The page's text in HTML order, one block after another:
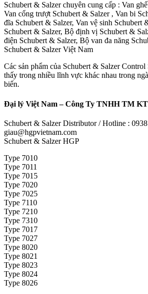
Schubert & Salzer chuyên cung cấp : Van
Van cổng trượt Schubert & Salzer , Van bi
đĩa Schubert & Salzer, Van vệ sinh Schubert
Schubert & Salzer, Bộ định vị Schubert &
điện Schubert & Salzer, Bộ van đa năng
Schubert & Salzer Việt Nam
Các sản phẩm của Schubert & Salzer
thấy trong nhiều lĩnh vực khác nhau trong
biến.
Đại lý Việt Nam – Công Ty TNHH TM
Schubert & Salzer Distributor / Hotline :
giau@hgpvietnam.com
Schubert & Salzer HGP
Type 7010
Type 7011
Type 7015
Type 7020
Type 7025
Type 7110
Type 7210
Type 7310
Type 7017
Type 7027
Type 8020
Type 8021
Type 8023
Type 8024
Type 8026